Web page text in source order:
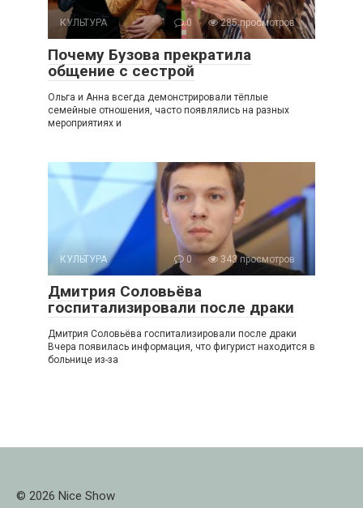
КУЛЬТУРА 0 285 просмотров
Почему Бузова прекратила
общение с сестрой
Ольга и Анна всегда демонстрировали тёплые
семейные отношения, часто появлялись на разных
мероприятиях и
КУЛЬТУРА 0 343 просмотров
Дмитрия Соловьёва
госпитализировали после драки
Дмитрия Соловьёва госпитализировали после драки
Вчера появилась информация, что фигурист находится в
больнице из-за
© 2026 Nice Show